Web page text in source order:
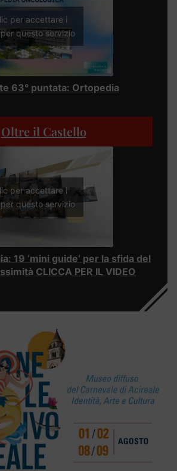
per accettare i
questo servizio
63° puntata: Ortopedia
Oltre il Castello
per accettare i
questo servizio
19 ‘mini guide’ per la sfida del
CLICCA PER IL VIDEO